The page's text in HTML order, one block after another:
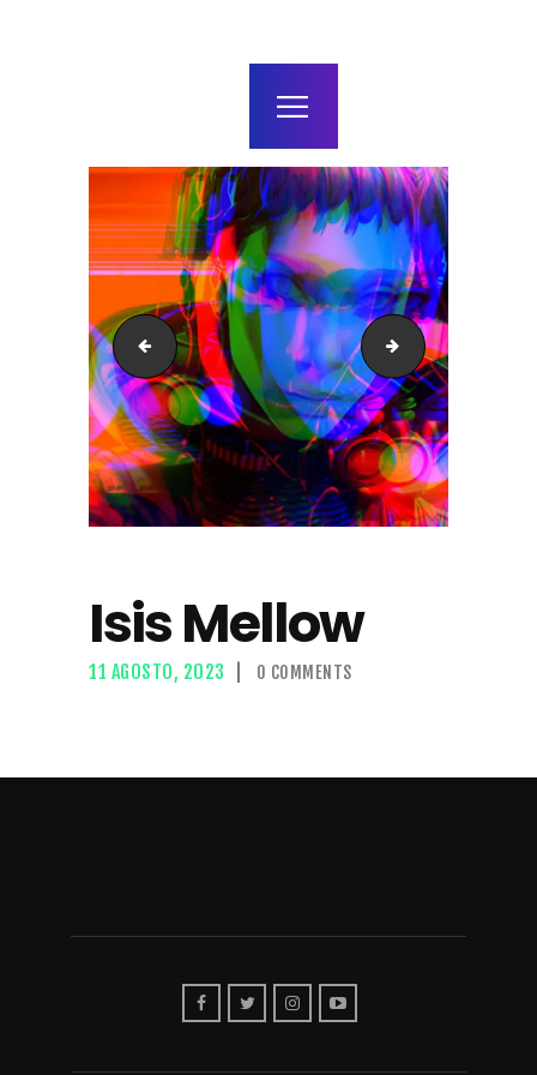
agenda / bilhetes
alugar
mais
Switchdance Natal no reino
Isis Mellow
11 AGOSTO, 2023 0 COMMENTS